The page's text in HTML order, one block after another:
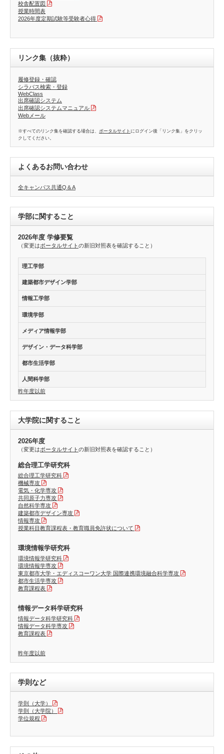
校舎配置図
授業時間表
2026年度定期試験等受験者心得
リンク集（抜粋）
履修登録・確認
シラバス検索・登録
WebClass
出席確認システム
出席確認システムマニュアル
Webメール
※すべてのリンク集を確認する場合は、 ポータルサイト にログイン後「リンク集」をクリッ
クしてください。
よくあるお問い合わせ
全キャンパス共通Q＆A
学部に関すること
2026年度 学修要覧
（変更はポータルサイトの新旧対照表を確認すること）
理工学部
建築都市デザイン学部
情報工学部
環境学部
メディア情報学部
デザイン・データ科学部
都市生活学部
人間科学部
昨年度以前
大学院に関すること
2026年度
（変更はポータルサイトの新旧対照表を確認すること）
総合理工学研究科
総合理工学研究科
機械専攻
電気・化学専攻
共同原子力専攻
自然科学専攻
建築都市デザイン専攻
情報専攻
授業科目教育課程表・教育職員免許状について
環境情報学研究科
環境情報学研究科
環境情報学専攻
東京都市大学・エディスコーワン大学 国際連携環境融合科学専攻
都市生活学専攻
教育課程表
情報データ科学研究科
情報データ科学研究科
情報データ科学専攻
教育課程表
昨年度以前
学則など
学則（大学）
学則（大学院）
学位規程